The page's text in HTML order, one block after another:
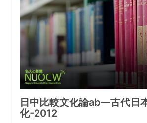
日中比較文化論ab—古代日
化-2012